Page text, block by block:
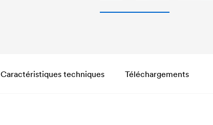
Caractéristiques techniques Téléchargements